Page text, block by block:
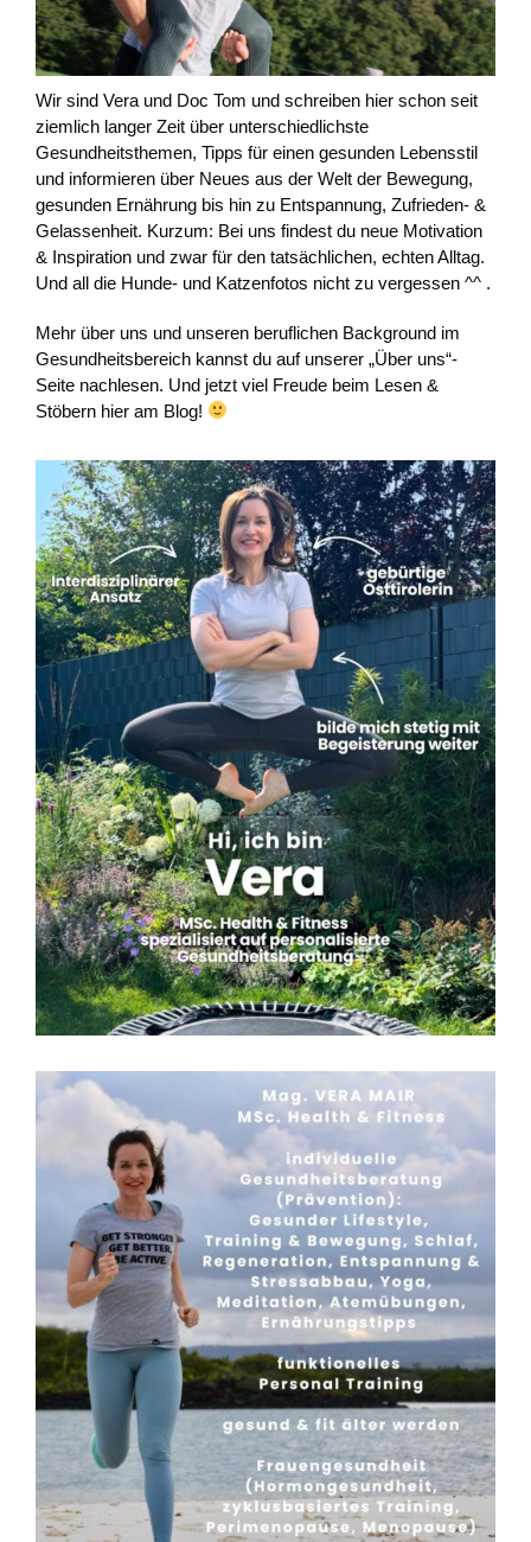
Wir sind Vera und Doc Tom und schreiben hier schon seit
ziemlich langer Zeit über unterschiedlichste
Gesundheitsthemen, Tipps für einen gesunden Lebensstil
und informieren über Neues aus der Welt der Bewegung,
gesunden Ernährung bis hin zu Entspannung, Zufrieden- &
Gelassenheit. Kurzum: Bei uns findest du neue Motivation
& Inspiration und zwar für den tatsächlichen, echten Alltag.
Und all die Hunde- und Katzenfotos nicht zu vergessen ^^ .
Mehr über uns und unseren beruflichen Background im
Gesundheitsbereich kannst du auf unserer „Über uns“-
Seite nachlesen. Und jetzt viel Freude beim Lesen &
Stöbern hier am Blog!